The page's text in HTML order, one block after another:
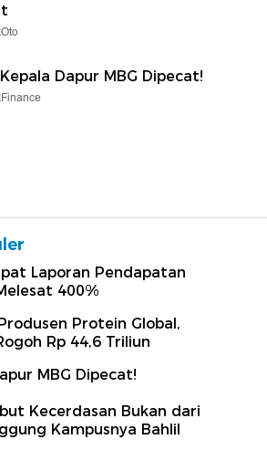
Dapur MBG Dipecat!
Laporan Pendapatan
400%
Protein Global,
Rp 44,6 Triliun
MBG Dipecat!
Kecerdasan Bukan dari
Kampusnya Bahlil